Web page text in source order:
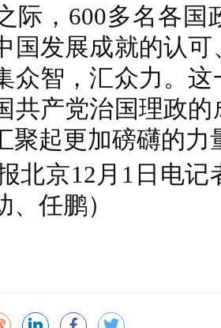
际，600多名各国
国发展成就的认
众智，汇众力。
共产党治国理政
聚起更加磅礴的力
北京12月1日电
任鹏）